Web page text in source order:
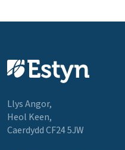
Llys Angor,
Heol Keen,
Caerdydd CF24 5JW